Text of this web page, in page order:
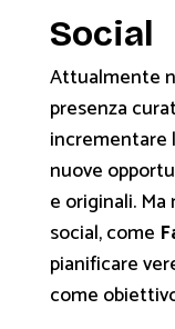
Social
Attualmente
presenza
incrementare
nuove
e originali.
social, come
pianificare
come